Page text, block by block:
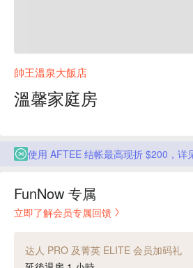
帥王溫泉大飯店
溫馨家庭房
使用 AFTEE 结帐最高现折 $200，详
FunNow 专属
立即了解会员专属回馈
达人 PRO 及菁英 ELITE 会员加码礼